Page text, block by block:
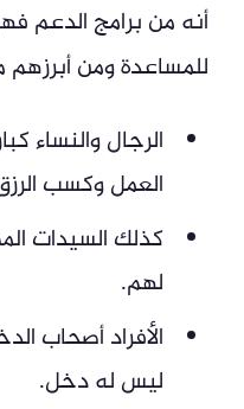
أنه من برامج الدعم
للمساعدة ومن أبرزهم
الرجال والنساء
العمل وكسب
كذلك السيدات
لهم.
الأفراد أصحاب
ليس له دخل.